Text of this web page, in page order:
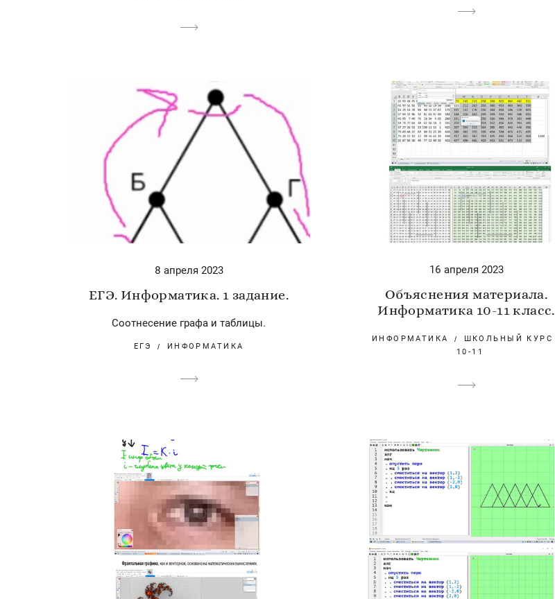
8 апреля 2023
ЕГЭ. Информатика. 1 задание.
Соотнесение графа и таблицы.
ЕГЭ ИНФОРМАТИКА
16 апреля 2023
Объяснения материала.
Информатика 10-11 класс.
ИНФОРМАТИКА
ШКОЛЬНЫЙ КУРС
10-11